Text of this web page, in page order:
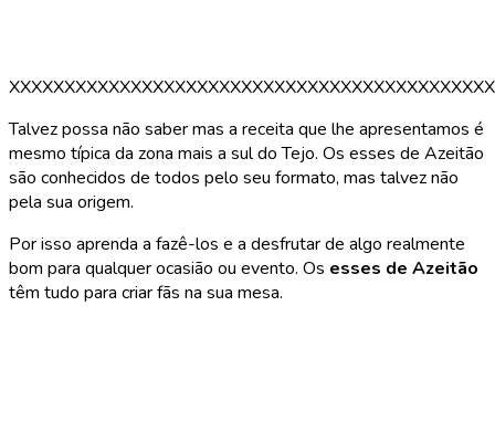
Talvez possa não saber mas a receita que lhe apresentamos é
mesmo típica da zona mais a sul do Tejo. Os esses de Azeitão
são conhecidos de todos pelo seu formato, mas talvez não
pela sua origem.
Por isso aprenda a fazê-los e a desfrutar de algo realmente
bom para qualquer ocasião ou evento. Os esses de Azeitão
têm tudo para criar fãs na sua mesa.